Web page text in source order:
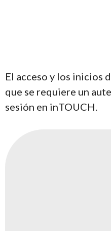
El acceso y los inicios
que se requiere un
sesión en inTOUCH.